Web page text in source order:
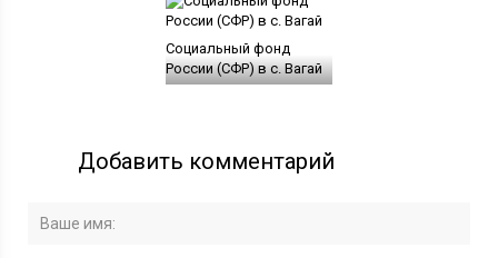
Социальный фонд
России (СФР) в с. Вагай
Добавить комментарий